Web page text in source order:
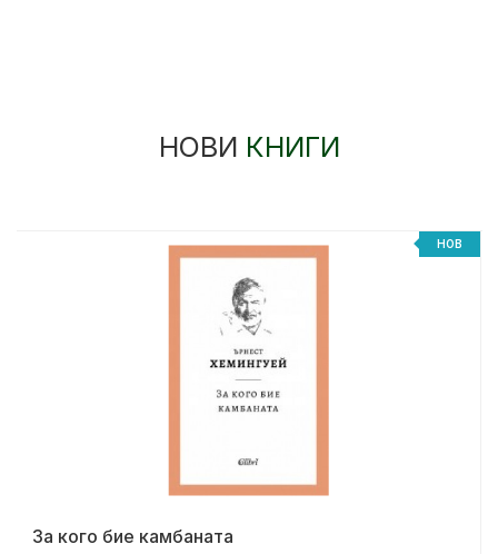
НОВИ КНИГИ
НОВ
За кого бие камбаната